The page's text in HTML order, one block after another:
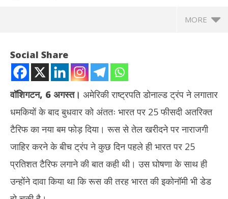
MORE
ट्रंप ने अंतत: फोड़ा टैरिफ बम : भारत पर लगाया 25% अतिरिक्त टैरिफ, अब कुल
Social Share
वॉशिगटन, 6 अगस्त। अमेरिकी राष्ट्रपति डोनाल्ड ट्रंप ने लगातार
धमकियों के बाद बुधवार को अंततः भारत पर 25 फीसदी अतरिक्त
टैरिफ का नया बम फोड़ दिया। रूस से तेल खरीदने पर नाराजगी
जाहिर करने के बीच ट्रंप ने कुछ दिन पहले ही भारत पर 25
प्रतिशत टैरिफ लगाने की बात कही थी। उस घोषणा के साथ ही
उन्होंने दावा किया था कि रूस की तरह भारत की इकोनॉमी भी डेड